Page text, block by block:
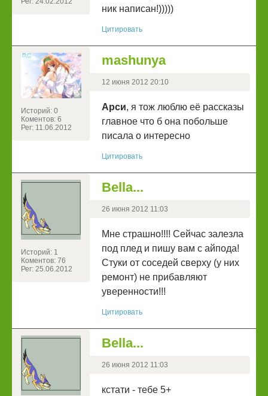
ник написан!)))))
Цитировать
Историй: 0
Коментов: 6
Рег: 11.06.2012
mashunya
12 июня 2012 20:10
Арси, я тож люблю её рассказы
главное что б она побольше
писала о интересно
Цитировать
Историй: 1
Коментов: 76
Рег: 25.06.2012
Bella...
26 июня 2012 11:03
Мне страшно!!!! Сейчас залезла
под плед и пишу вам с айпода!
Стуки от соседей сверху (у них
ремонт) не прибавляют
уверенности!!!
Цитировать
Bella...
26 июня 2012 11:03
кстати - тебе 5+